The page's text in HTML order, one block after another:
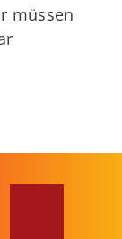
müssen